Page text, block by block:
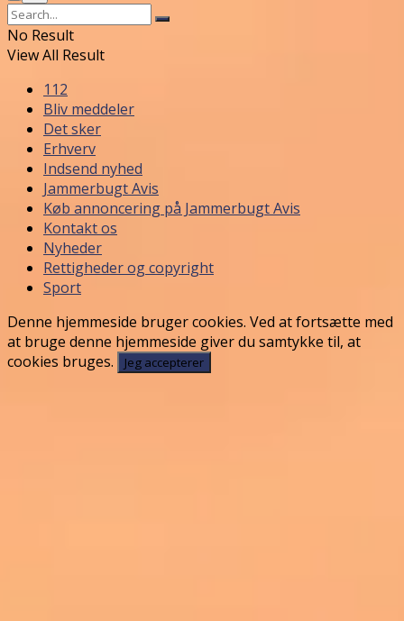
No Result
View All Result
112
Bliv meddeler
Det sker
Erhverv
Indsend nyhed
Jammerbugt Avis
Køb annoncering på Jammerbugt Avis
Kontakt os
Nyheder
Rettigheder og copyright
Sport
Denne hjemmeside bruger cookies. Ved at fortsætte med
at bruge denne hjemmeside giver du samtykke til, at
cookies bruges.
Jeg accepterer